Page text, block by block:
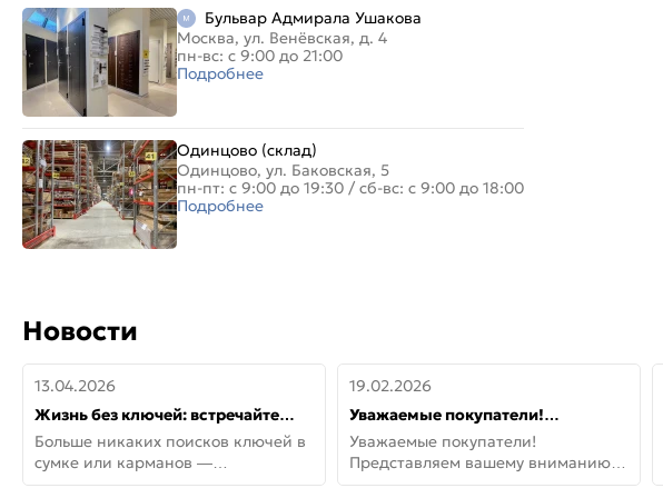
Бульвар Адмирала Ушакова
Москва, ул. Венёвская, д. 4
пн-вс: с 9:00 до 21:00
Подробнее
Одинцово (склад)
Одинцово, ул. Баковская, 5
пн-пт: с 9:00 до 19:30 / сб-вс: с 9:00 до 18:00
Подробнее
Новости
13.04.2026
Жизнь без ключей: встречайте
новую дверь СИТИ ИНТЕГРА
АйКью!
Больше никаких поисков ключей в
сумке или карманов —
представляем СИТИ ИНТЕГРА
19.02.2026
Уважаемые покупатели!
Представляем вашему вниманию
новинки от Armadillo!
Уважаемые покупатели!
Представляем вашему вниманию
новинки от Armadillo! Новая